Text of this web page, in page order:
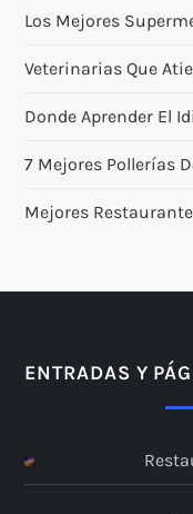
Los Mejores
Veterinarias Que
Donde Aprender El
7 Mejores Pollerías
Mejores
ENTRADAS Y